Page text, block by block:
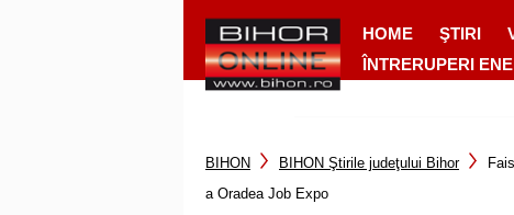
HOME ŞTIRI
ÎNTRERUPERI
BIHON BIHON Ştirile judeţului Bihor
a Oradea Job Expo